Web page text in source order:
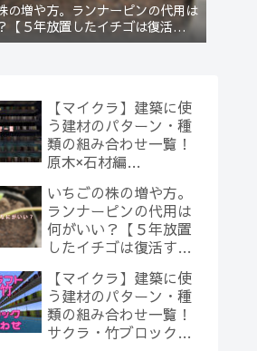
の増や方。ランナーピンの代用は
【５年放置したイチゴは復活する
のか？(10)】
【マイクラ】建築に使
う建材のパターン・種
類の組み合わせ一覧！
原木×石材編
いちごの株の増や方。
ランナーピンの代用は
何がいい？【５年放置
したイチゴは復活する
【マイクラ】建築に使
う建材のパターン・種
類の組み合わせ一覧！
サクラ・竹ブロック×